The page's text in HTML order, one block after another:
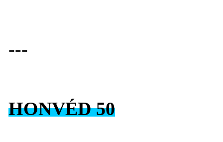
---
HONVÉD 50